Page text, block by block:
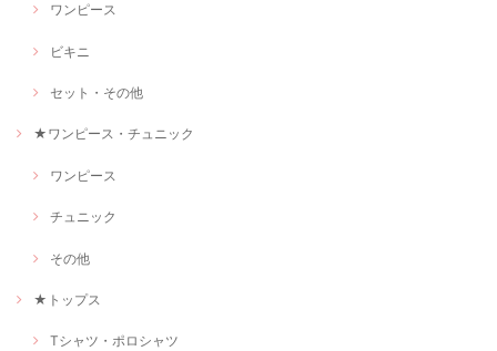
ワンピース
ビキニ
セット・その他
★ワンピース・チュニック
ワンピース
チュニック
その他
★トップス
Tシャツ・ポロシャツ